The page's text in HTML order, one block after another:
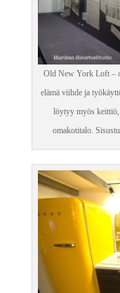
Old New York Loft –
elämä viihde ja
löytyy myös keittiö,
omakotitalo.